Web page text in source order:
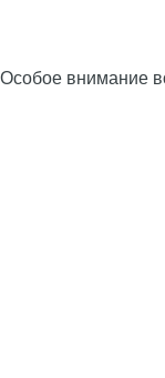
Особое внимание